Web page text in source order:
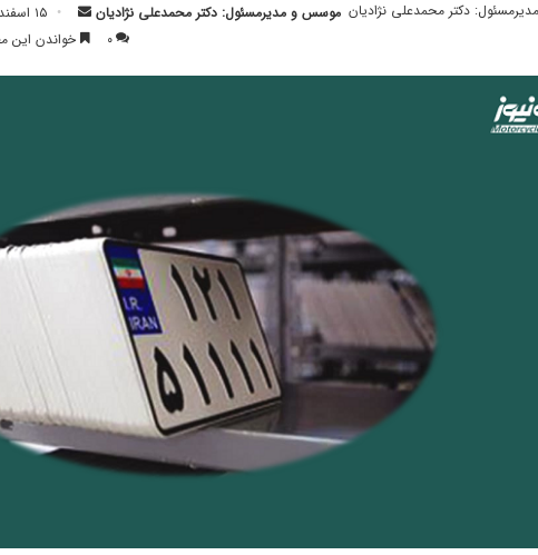
موسس و مدیرمسئول: دکتر محمدعلی نژادیان
ارسال
ایمیل
۱۵ اسفند ۱۴۰۱ ۱۲:۰۷
۰
خواندن این مطلب ۱ دقیقه